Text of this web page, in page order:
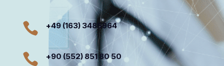
 +49 (163) 3485964
 +90 (552) 851 80 50